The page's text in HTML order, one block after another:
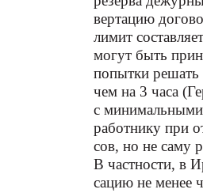
вертацию
лимит
могут быть
попытки решать
чем на 3 часа
с минимальными
работнику при
сов, но не саму
В частности, в
сацию не менее